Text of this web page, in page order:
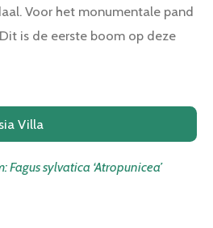
Voor het monumentale pand
is de eerste boom op deze
Villa
sylvatica ‘Atropunicea’